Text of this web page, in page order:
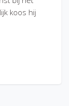
koos hij